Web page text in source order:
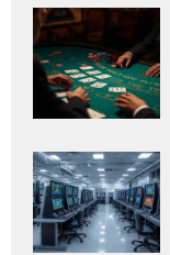
Adaugă
aici textul
pentru
subtitlu
Adaugă
aici textul
pentru
subtitlu